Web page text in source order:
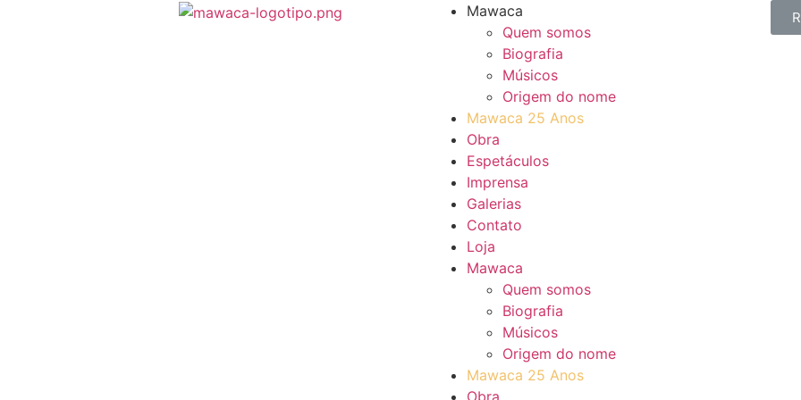
Mawaca
Quem somos
Biografia
Músicos
Origem do nome
Mawaca 25 Anos
Obra
Espetáculos
Imprensa
Galerias
Contato
Loja
Mawaca
Quem somos
Biografia
Músicos
Origem do nome
Mawaca 25 Anos
Obra